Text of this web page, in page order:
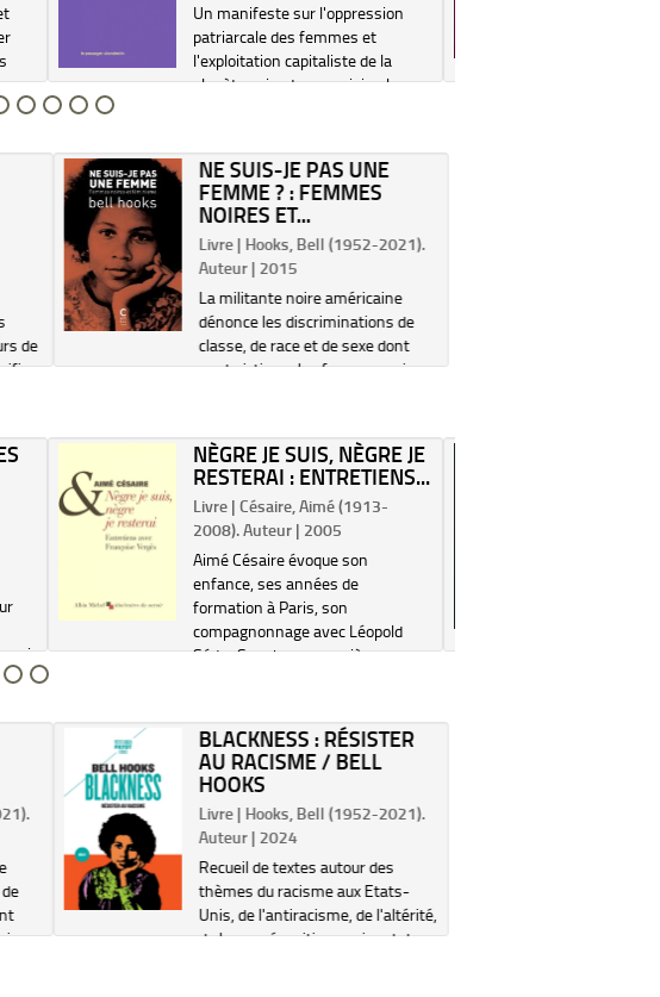
Un manifeste sur l'oppression
patriarcale des femmes et
l'exploitation capitaliste de la
planète qui ont pour origine les
combattues ensemble. Un essai
initialement paru en 1974 dans ...
de
et
NE SUIS-JE PAS UNE
FEMME ? : FEMMES
NOIRES ET...
Livre | Hooks, Bell (1952-2021).
Auteur | 2015
La militante noire américaine
dénonce les discriminations de
classe, de race et de sexe dont
sont victimes les femmes noires.
féminismes blancs et noirs en
dépit des opp...
qui
NÈGRE JE SUIS, NÈGRE JE
RESTERAI : ENTRETIENS...
Livre | Césaire, Aimé (1913-
2008). Auteur | 2005
Aimé Césaire évoque son
enfance, ses années de
formation à Paris, son
compagnonnage avec Léopold
Sédar Senghor, sa carrière
colonialisme, les Antillais, la
culture africaine...
BLACKNESS : RÉSISTER
AU RACISME / BELL
HOOKS
Livre | Hooks, Bell (1952-2021).
Auteur | 2024
Recueil de textes autour des
thèmes du racisme aux Etats-
Unis, de l'antiracisme, de l'altérité,
de la pensée critique noire et de